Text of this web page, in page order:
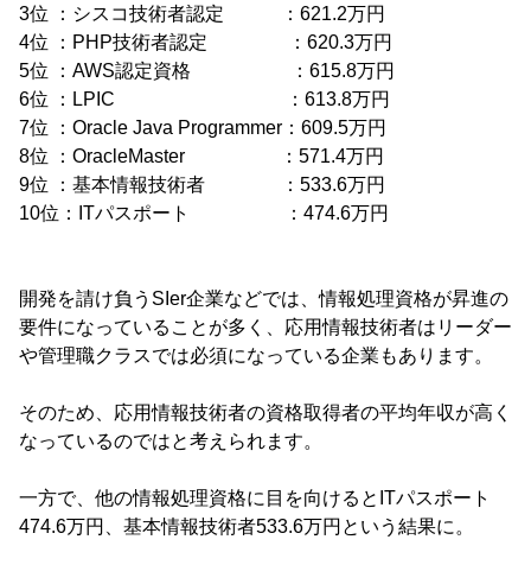
3位 ：シスコ技術者認定 ：621.2万円
4位 ：PHP技術者認定 ：620.3万円
5位 ：AWS認定資格 ：615.8万円
6位 ：LPIC ：613.8万円
7位 ：Oracle Java Programmer：609.5万円
8位 ：OracleMaster ：571.4万円
9位 ：基本情報技術者 ：533.6万円
10位：ITパスポート ：474.6万円
開発を請け負うSIer企業などでは、情報処理資格が昇進の
要件になっていることが多く、応用情報技術者はリーダー
や管理職クラスでは必須になっている企業もあります。
そのため、応用情報技術者の資格取得者の平均年収が高く
なっているのではと考えられます。
一方で、他の情報処理資格に目を向けるとITパスポート
474.6万円、基本情報技術者533.6万円という結果に。